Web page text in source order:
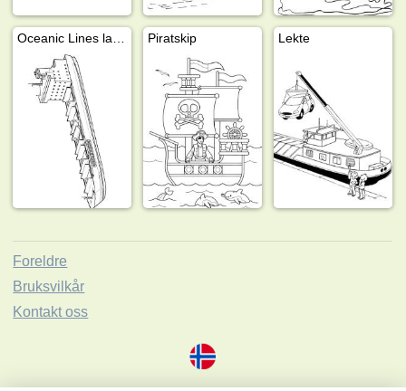
Piratskip Lekte
Foreldre
Bruksvilkår
Kontakt oss